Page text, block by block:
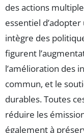
des actions
essentiel
intègre des
figurent
l’amélioration des
commun, et le
durables. Toutes
réduire les
également à